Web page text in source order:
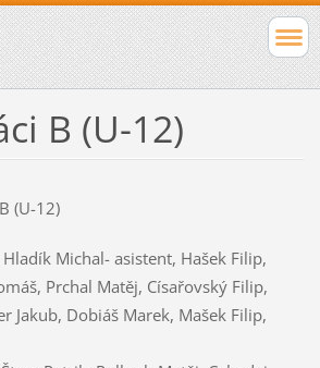
B (U-12)
Michal- asistent, Hašek Filip,
Prchal Matěj, Císařovský Filip,
Jakub, Dobiáš Marek, Mašek Filip,